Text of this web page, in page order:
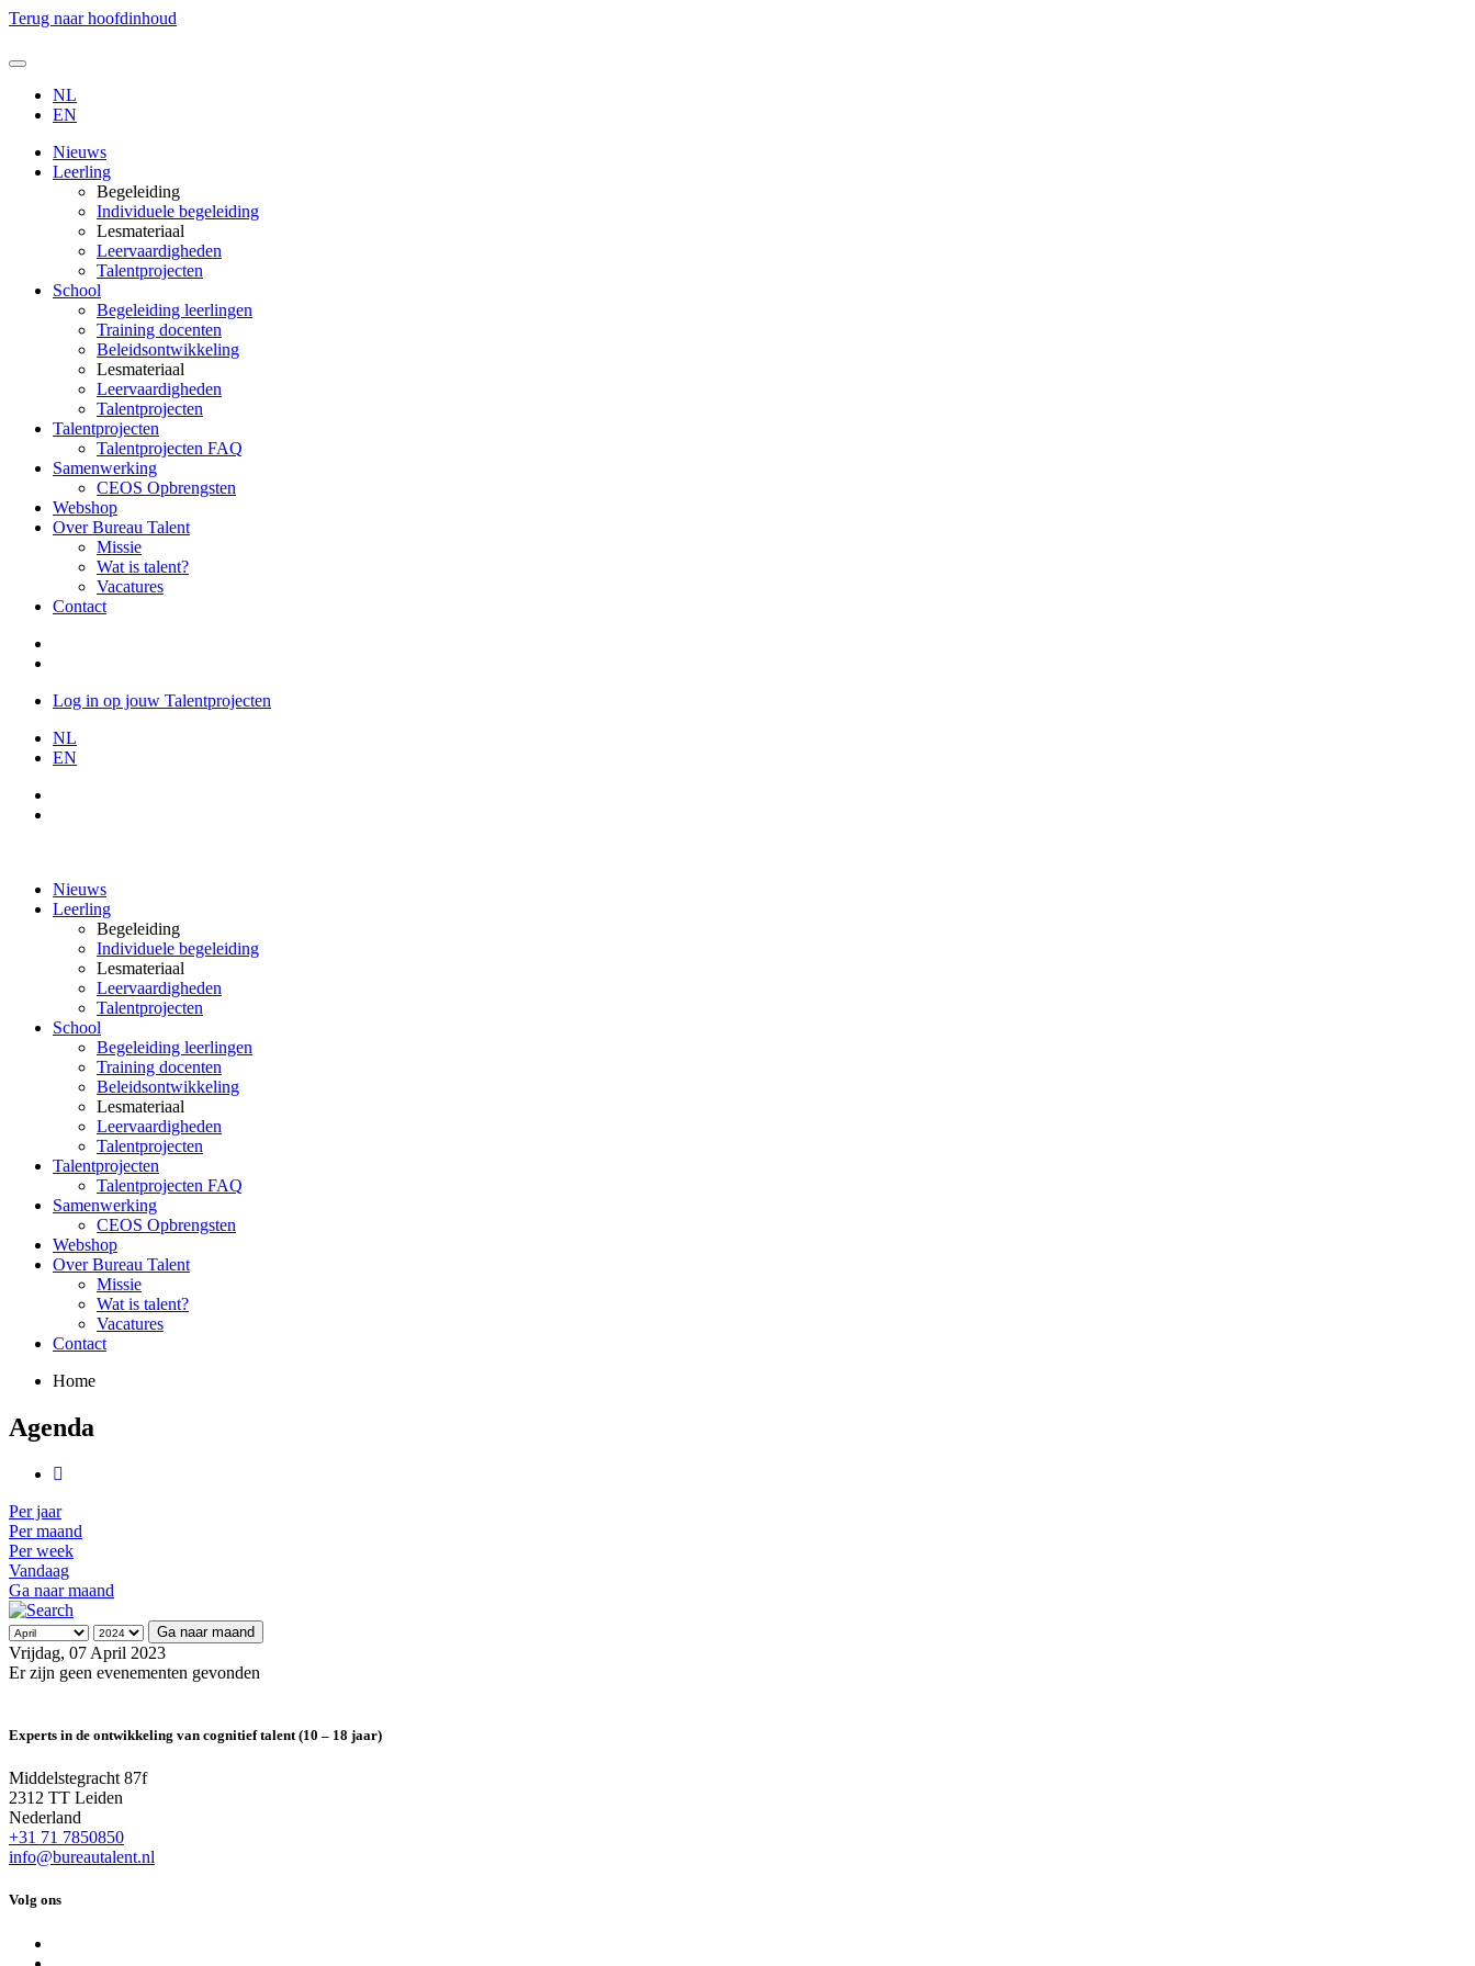
Terug naar hoofdinhoud
NL
EN
Nieuws
Leerling
Begeleiding
Individuele begeleiding
Lesmateriaal
Leervaardigheden
Talentprojecten
School
Begeleiding leerlingen
Training docenten
Beleidsontwikkeling
Lesmateriaal
Leervaardigheden
Talentprojecten
Talentprojecten
Talentprojecten FAQ
Samenwerking
CEOS Opbrengsten
Webshop
Over Bureau Talent
Missie
Wat is talent?
Vacatures
Contact
Log in op jouw Talentprojecten
NL
EN
Nieuws
Leerling
Begeleiding
Individuele begeleiding
Lesmateriaal
Leervaardigheden
Talentprojecten
School
Begeleiding leerlingen
Training docenten
Beleidsontwikkeling
Lesmateriaal
Leervaardigheden
Talentprojecten
Talentprojecten
Talentprojecten FAQ
Samenwerking
CEOS Opbrengsten
Webshop
Over Bureau Talent
Missie
Wat is talent?
Vacatures
Contact
Home
Agenda
Per jaar
Per maand
Per week
Vandaag
Ga naar maand
Ga naar maand
Vrijdag, 07 April 2023
Er zijn geen evenementen gevonden
Experts in de ontwikkeling van cognitief talent (10 – 18 jaar)
Middelstegracht 87f
2312 TT Leiden
Nederland
+31 71 7850850
info@bureautalent.nl
Volg ons